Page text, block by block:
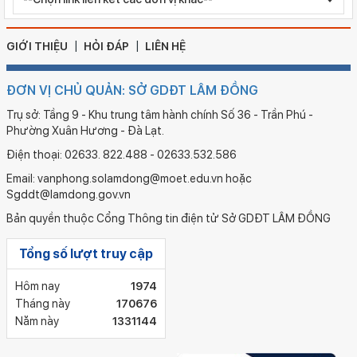
GIỚI THIỆU HỎI ĐÁP LIÊN HỆ
ĐƠN VỊ CHỦ QUẢN: SỞ GDĐT LÂM ĐỒNG
Trụ sở: Tầng 9 - Khu trung tâm hành chính Số 36 - Trần Phú -
Phường Xuân Hương - Đà Lạt.
Điện thoại: 02633. 822.488 - 02633.532.586
Email: vanphong.solamdong@moet.edu.vn hoặc
Sgddt@lamdong.gov.vn
Bản quyền thuộc Cổng Thông tin điện tử Sở GDĐT LÂM ĐỒNG
Tổng số lượt truy cập
Hôm nay
1974
Tháng này
170676
Năm này
1331144